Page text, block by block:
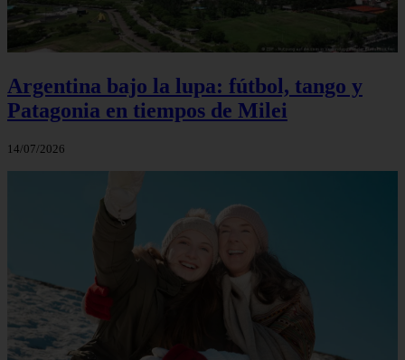
Argentina bajo la lupa: fútbol, tango y
Patagonia en tiempos de Milei
14/07/2026